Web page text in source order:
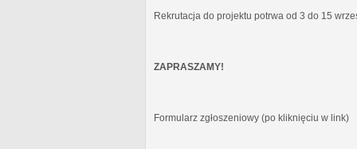
Rekrutacja do projektu potrwa od 3 do 15
ZAPRASZAMY!
Formularz zgłoszeniowy (po kliknięciu w link)